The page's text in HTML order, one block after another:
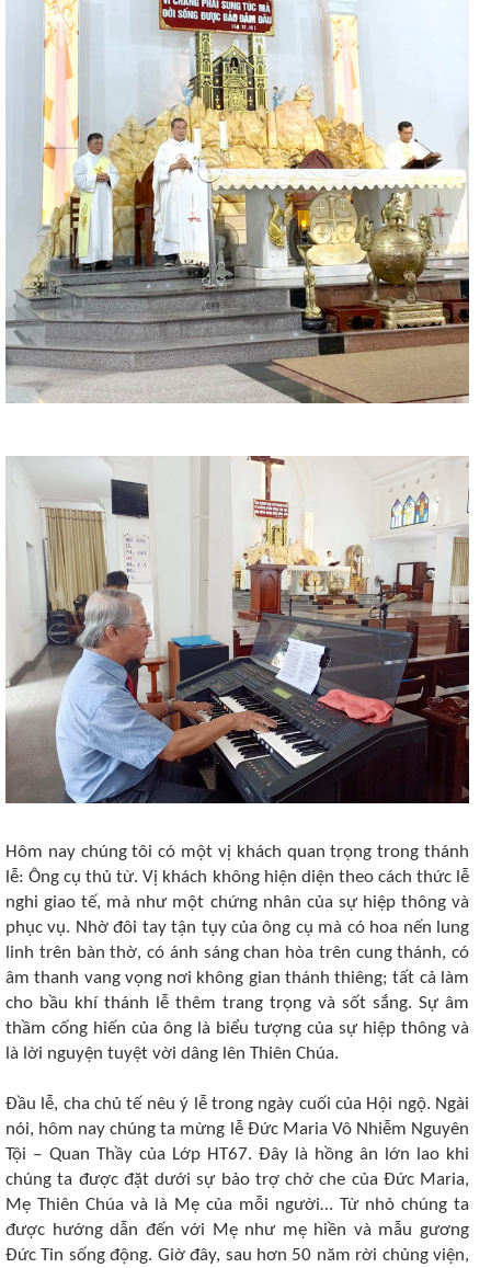
Hôm nay chúng tôi có một vị khách quan trọng trong thánh
lễ: Ông cụ thủ từ. Vị khách không hiện diện theo cách thức lễ
nghi giao tế, mà như một chứng nhân của sự hiệp thông và
phục vụ. Nhờ đôi tay tận tụy của ông cụ mà có hoa nến lung
linh trên bàn thờ, có ánh sáng chan hòa trên cung thánh, có
âm thanh vang vọng nơi không gian thánh thiêng; tất cả làm
cho bầu khí thánh lễ thêm trang trọng và sốt sắng. Sự âm
thầm cống hiến của ông là biểu tượng của sự hiệp thông và
là lời nguyện tuyệt vời dâng lên Thiên Chúa.
Đầu lễ, cha chủ tế nêu ý lễ trong ngày cuối của Hội ngộ. Ngài
nói, hôm nay chúng ta mừng lễ Đức Maria Vô Nhiễm Nguyên
Tội ‒ Quan Thầy của Lớp HT67. Đây là hồng ân lớn lao khi
chúng ta được đặt dưới sự bảo trợ chở che của Đức Maria,
Mẹ Thiên Chúa và là Mẹ của mỗi người… Từ nhỏ chúng ta
được hướng dẫn đến với Mẹ như mẹ hiền và mẫu gương
Đức Tin sống động. Giờ đây, sau hơn 50 năm rời chủng viện,